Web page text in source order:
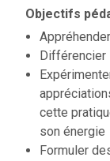
Objectifs
cette
son énergie
Formuler